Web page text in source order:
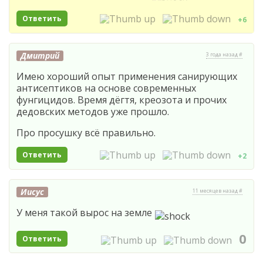
Ответить +6
Дмитрий 3 года назад #
Имею хороший опыт применения санирующих
антисептиков на основе современных
фунгицидов. Время дёгтя, креозота и прочих
дедовских методов уже прошло.
Про просушку всё правильно.
Ответить +2
Иисус 11 месяцев назад #
У меня такой вырос на земле
Ответить 0